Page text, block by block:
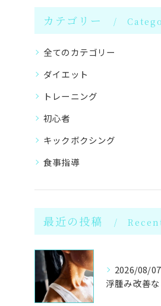
カテゴリー
全てのカテゴリー
ダイエット
トレーニング
初心者
キックボクシング
食事指導
最近の投稿
2026/08/07